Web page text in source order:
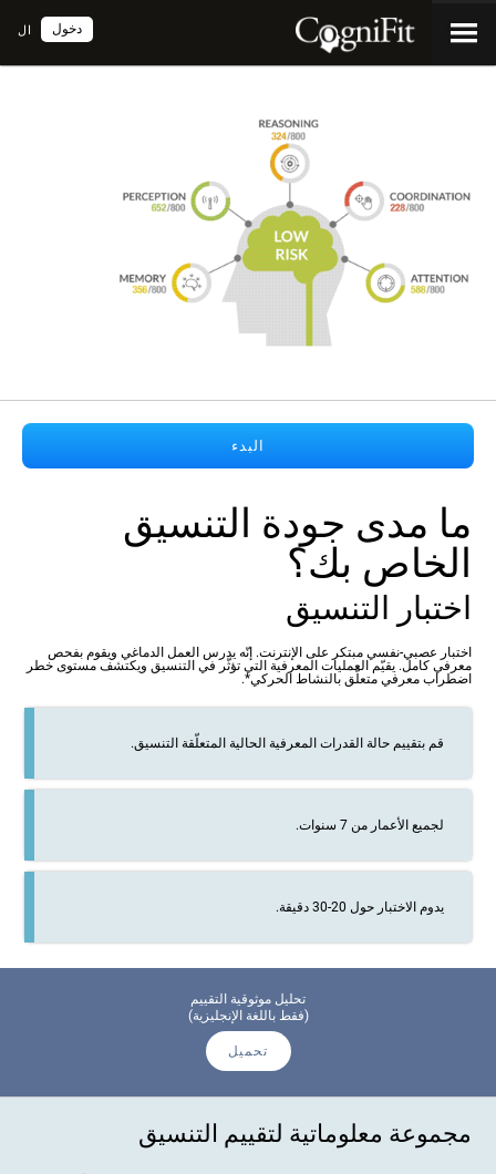
ال دخول
البدء
ما مدى جودة التنسيق
الخاص بك؟
اختبار التنسيق
اختبار عصبي-نفسي مبتكر على الإنترنت. إنّه يدرس العمل الدماغي ويقوم بفحص
معرفي كامل. يقيّم العمليات المعرفية التي تؤثّر في التنسيق ويكتشف مستوى خطر
اضطراب معرفي متعلّق بالنشاط الحركي*.
قم بتقييم حالة القدرات المعرفية الحالية المتعلّقة التنسيق.
لجميع الأعمار من 7 سنوات.
يدوم الاختبار حول 20-30 دقيقة.
تحليل موثوقية التقييم
(فقط باللغة الإنجليزية)
تحميل
مجموعة معلوماتية لتقييم التنسيق